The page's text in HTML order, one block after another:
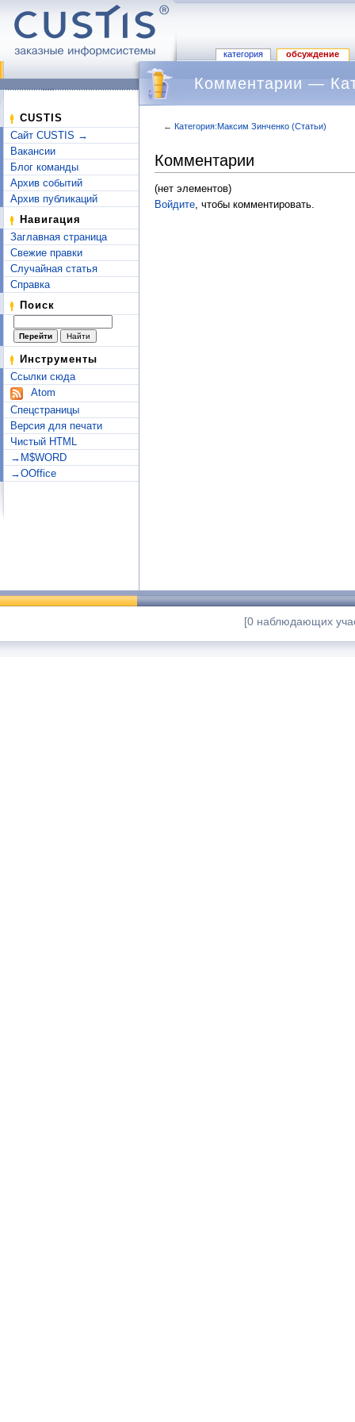
категория обсуждение
CUSTIS
Сайт CUSTIS →
Вакансии
Блог команды
Архив событий
Архив публикаций
Навигация
Заглавная страница
Свежие правки
Случайная статья
Справка
Поиск
Инструменты
Ссылки сюда
Atom
Спецстраницы
Версия для печати
Чистый HTML
→M$WORD
→OOffice
Комментарии —
← Категория:Максим Зинченко (Статьи)
Комментарии
(нет элементов)
Войдите, чтобы комментировать.
[0 наблюдающих